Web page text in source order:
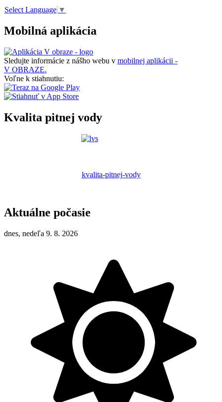
Select Language ▼
Mobilná aplikácia
Sledujte informácie z nášho webu v mobilnej aplikácii -
V OBRAZE.
Voľne k stiahnutiu:
Kvalita pitnej vody
kvalita-pitnej-vody
Aktuálne počasie
dnes, nedeľa 9. 8. 2026